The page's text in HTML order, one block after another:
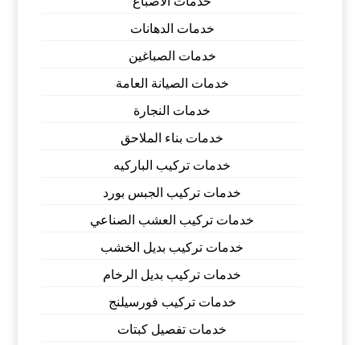
خدمات الدهانات
خدمات الصباغين
خدمات الصيانة العامة
خدمات النجارة
خدمات بناء الملاحق
خدمات تركيب الباركيه
خدمات تركيب الجبس بورد
خدمات تركيب العشب الصناعي
خدمات تركيب بديل الخشب
خدمات تركيب بديل الرخام
خدمات تركيب فورسيلنج
خدمات تفصيل كبتات